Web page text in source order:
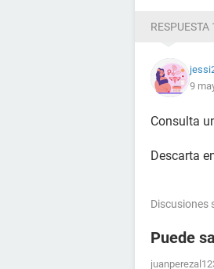
RESPUESTA
9
Consulta
Descarta
Discusiones
Puede